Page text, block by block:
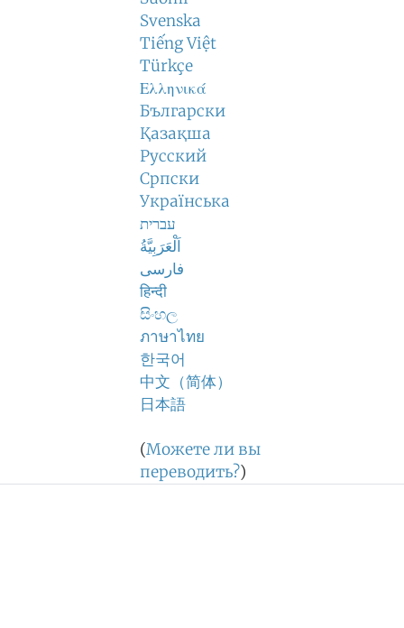
Svenska
Tiếng Việt
Türkçe
Ελληνικά
Български
Қазақша
Русский
Српски
Українська
עברית
اَلْعَرَبِيَّةُ
فارسی
हिन्दी
සිංහල
ภาษาไทย
한국어
中文（简体）
日本語
(Можете ли вы
переводить?)